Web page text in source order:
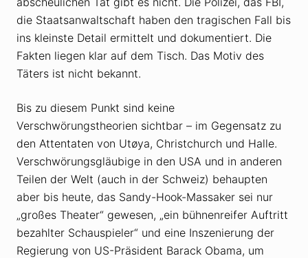
die Staatsanwaltschaft haben den tragischen Fall bis
ins kleinste Detail ermittelt und dokumentiert. Die
Fakten liegen klar auf dem Tisch. Das Motiv des
Täters ist nicht bekannt.
Bis zu diesem Punkt sind keine
Verschwörungstheorien sichtbar – im Gegensatz zu
den Attentaten von Utøya, Christchurch und Halle.
Verschwörungsgläubige in den USA und in anderen
Teilen der Welt (auch in der Schweiz) behaupten
aber bis heute, das Sandy-Hook-Massaker sei nur
„großes Theater“ gewesen, „ein bühnenreifer Auftritt
bezahlter Schauspieler“ und eine Inszenierung der
Regierung von US-Präsident Barack Obama, um